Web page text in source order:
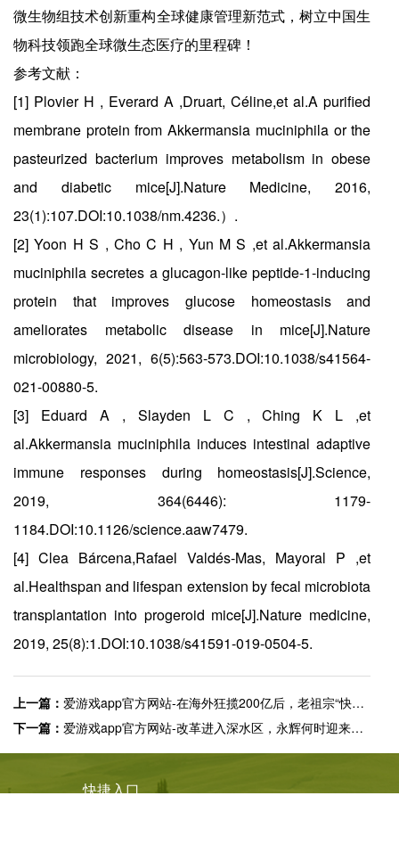
微生物组技术创新重构全球健康管理新范式，树立中国生
物科技领跑全球微生态医疗的里程碑！
参考文献：
[1] Plovier H , Everard A ,Druart, Céline,et al.A purified
membrane protein from Akkermansia muciniphila or the
pasteurized bacterium improves metabolism in obese
and diabetic mice[J].Nature Medicine, 2016,
23(1):107.DOI:10.1038/nm.4236.）.
[2] Yoon H S , Cho C H , Yun M S ,et al.Akkermansia
muciniphila secretes a glucagon-like peptide-1-inducing
protein that improves glucose homeostasis and
ameliorates metabolic disease in mice[J].Nature
microbiology, 2021, 6(5):563-573.DOI:10.1038/s41564-
021-00880-5.
[3] Eduard A , Slayden L C , Ching K L ,et
al.Akkermansia muciniphila induces intestinal adaptive
immune responses during homeostasis[J].Science,
2019, 364(6446): 1179-
1184.DOI:10.1126/science.aaw7479.
[4] Clea Bárcena,Rafael Valdés-Mas, Mayoral P ,et
al.Healthspan and lifespan extension by fecal microbiota
transplantation into progeroid mice[J].Nature medicine,
2019, 25(8):1.DOI:10.1038/s41591-019-0504-5.
上一篇： 爱游戏app官方网站-在海外狂揽200亿后，老祖宗“快乐水”杀回国内！
下一篇： 爱游戏app官方网站-改革进入深水区，永辉何时迎来拐点？
快捷入口